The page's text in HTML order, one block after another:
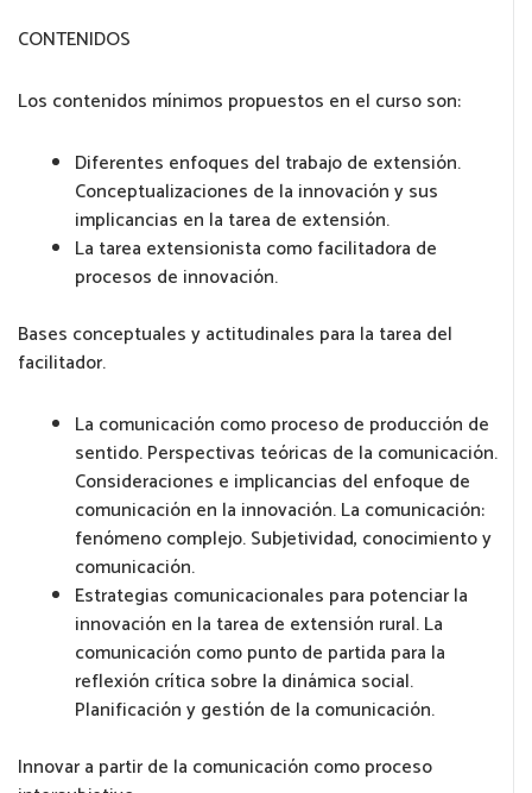
CONTENIDOS
Los contenidos mínimos propuestos en el curso son:
Diferentes enfoques del trabajo de extensión.
Conceptualizaciones de la innovación y sus
implicancias en la tarea de extensión.
La tarea extensionista como facilitadora de
procesos de innovación.
Bases conceptuales y actitudinales para la tarea del
facilitador.
La comunicación como proceso de producción de
sentido. Perspectivas teóricas de la comunicación.
Consideraciones e implicancias del enfoque de
comunicación en la innovación. La comunicación:
fenómeno complejo. Subjetividad, conocimiento y
comunicación.
Estrategias comunicacionales para potenciar la
innovación en la tarea de extensión rural. La
comunicación como punto de partida para la
reflexión crítica sobre la dinámica social.
Planificación y gestión de la comunicación.
Innovar a partir de la comunicación como proceso